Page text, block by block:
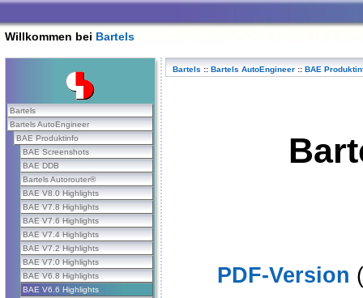
Willkommen bei Bartels
Bartels
Bartels AutoEngineer
BAE Produktinfo
BAE Screenshots
BAE DDB
Bartels Autorouter®
BAE V8.0 Highlights
BAE V7.8 Highlights
BAE V7.6 Highlights
BAE V7.4 Highlights
BAE V7.2 Highlights
BAE V7.0 Highlights
BAE V6.8 Highlights
BAE V6.6 Highlights
Bartels :: Bartels AutoEngineer :: BAE
PDF-Version